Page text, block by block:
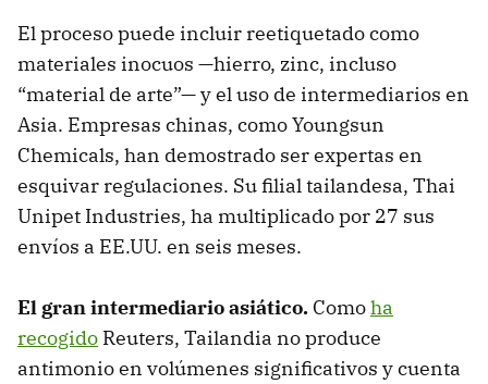
El proceso puede incluir reetiquetado como
materiales inocuos —hierro, zinc, incluso
“material de arte”— y el uso de intermediarios en
Asia. Empresas chinas, como Youngsun
Chemicals, han demostrado ser expertas en
esquivar regulaciones. Su filial tailandesa, Thai
Unipet Industries, ha multiplicado por 27 sus
envíos a EE.UU. en seis meses.
El gran intermediario asiático. Comoha
recogido Reuters, Tailandia no produce
antimonio en volúmenes significativos y cuenta